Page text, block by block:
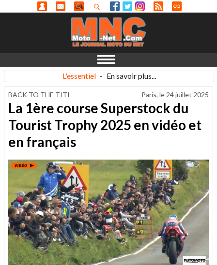
L'essentiel - En savoir plus...
BACK TO THE TITI Paris, le 24 juillet 2025
La 1ère course Superstock du
Tourist Trophy 2025 en vidéo et
en français